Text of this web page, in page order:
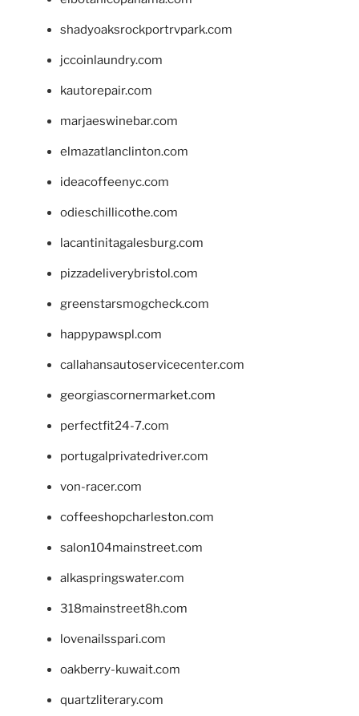
shadyoaksrockportrvpark.com
jccoinlaundry.com
kautorepair.com
marjaeswinebar.com
elmazatlanclinton.com
ideacoffeenyc.com
odieschillicothe.com
lacantinitagalesburg.com
pizzadeliverybristol.com
greenstarsmogcheck.com
happypawspl.com
callahansautoservicecenter.com
georgiascornermarket.com
perfectfit24-7.com
portugalprivatedriver.com
von-racer.com
coffeeshopcharleston.com
salon104mainstreet.com
alkaspringswater.com
318mainstreet8h.com
lovenailsspari.com
oakberry-kuwait.com
quartzliterary.com